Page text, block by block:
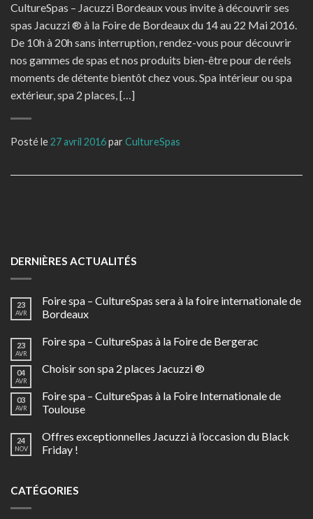
CultureSpas – Jacuzzi Bordeaux vous invite à découvrir ses
spas Jacuzzi ® à la Foire de Bordeaux du 14 au 22 Mai 2016.
De 10h à 20h sans interruption, rendez-vous pour découvrir
nos gammes de spas et nos produits bien-être pour de réels
moments de détente bientôt chez vous. Spa intérieur ou spa
extérieur, spa 2 places, […]
Posté le27 avril 2016par CultureSpas
DERNIÈRES ACTUALITÉS
23
AVR
Foire spa – CultureSpas sera à la foire internationale de
Bordeaux
23
AVR
Foire spa – CultureSpas à la Foire de Bergerac
04
AVR
Choisir son spa 2 places Jacuzzi ®
03
AVR
Foire spa – CultureSpas à la Foire Internationale de
Toulouse
24
NOV
Offres exceptionnelles Jacuzzi à l’occasion du Black
Friday !
CATÉGORIES